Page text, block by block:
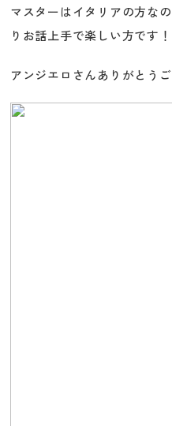
マスターはイタリアの方な
りお話上手で楽しい方です！
アンジエロさんありがとうご